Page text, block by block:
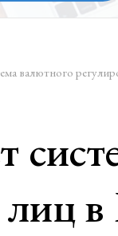
валютного
в